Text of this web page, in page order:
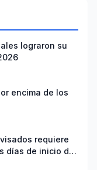
lograron su
encima de los
requiere
días de inicio del